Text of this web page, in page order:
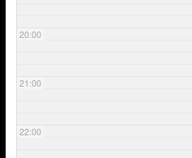
20:00
21:00
22:00